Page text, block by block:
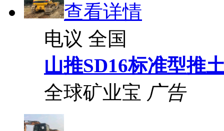
查看详情
电议 全国
山推SD16标准型推
全球矿业宝 广告